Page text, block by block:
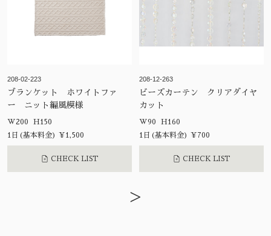
208-02-223
ブランケット ホワイトファ
ー ニット編風模様
W200 H150
1日(基本料金) ¥1,500
CHECK LIST
208-12-263
ビーズカーテン クリアダイヤ
カット
W90 H160
1日(基本料金) ¥700
CHECK LIST
>